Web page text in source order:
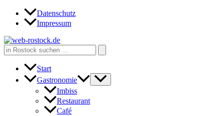
Zum
Inhalt
Datenschutz
Impressum
Search
for:
Start
Gastronomie
Imbiss
Restaurant
Café